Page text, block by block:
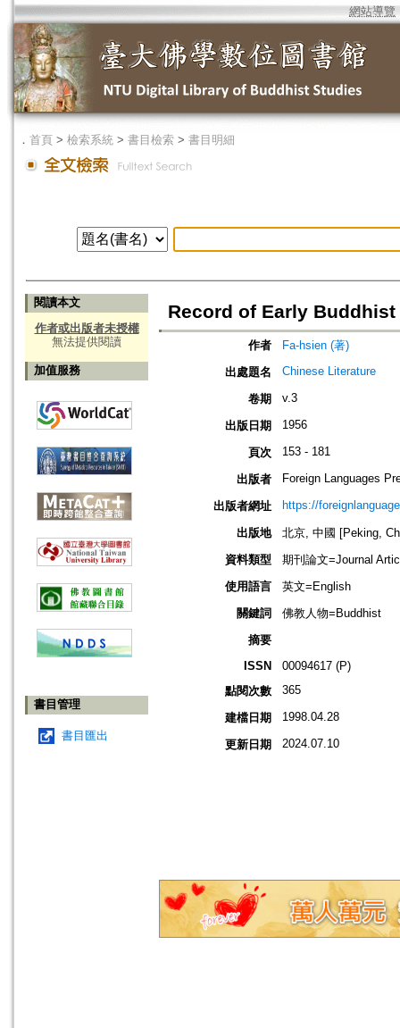
網站導覽
． 首頁 > 檢索系統 > 書目檢索 > 書目明細
閱讀本文
作者或出版者未授權
無法提供閱讀
加值服務
書目管理
書目匯出
Record of Early
作者
Fa-hsien (著)
出處題名
Chinese Literature
卷期 v.3
出版日期 1956
頁次 153 - 181
出版者 Foreign Languages
出版者網址 https://
出版地
北京, 中國 [Peking,
資料類型
期刊論文=Journal
使用語言
英文=English
關鍵詞
佛教人物=Buddhist
摘要
ISSN
00094617 (P)
點閱次數
365
建檔日期 1998.04.28
更新日期 2024.07.10